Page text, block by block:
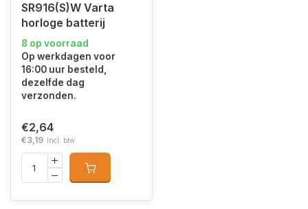
SR916(S)W Varta
horloge batterij
8 op voorraad
Op werkdagen voor
16:00 uur besteld,
dezelfde dag
verzonden.
€2,64
€3,19 Incl. btw